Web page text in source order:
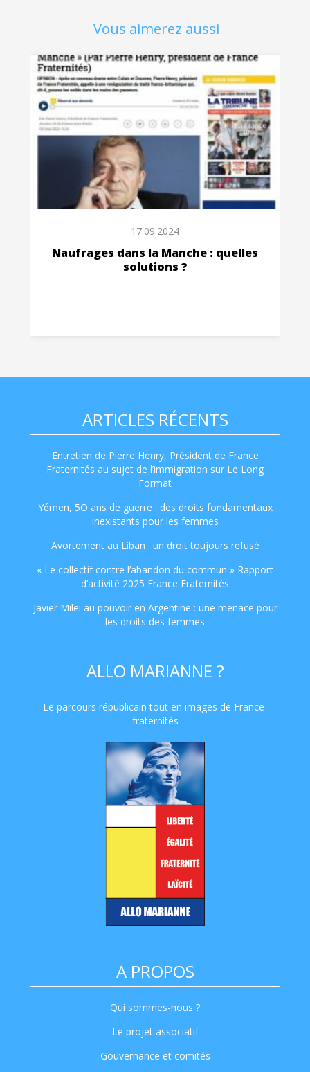
Vous aimerez aussi
17.09.2024
Naufrages dans la Manche : quelles
solutions ?
ARTICLES RÉCENTS
Entretien de Pierre Henry, Président de France
Fraternités au sujet de l’immigration sur Le Long
Format
Yémen, 5O ans de guerre : des droits fondamentaux
inexistants pour les femmes
Avortement au Liban : un droit toujours refusé
« Le collectif contre l’abandon du commun » Rapport
d’activité 2025 France Fraternités
Javier Milei au pouvoir en Argentine : une menace pour
les droits des femmes
ALLO MARIANNE ?
Le parcours républicain tout en images de France-
fraternités
A PROPOS
Qui sommes-nous ?
Le projet associatif
Gouvernance et comités